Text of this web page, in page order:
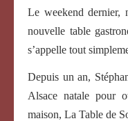
Le weekend dernier,
nouvelle table
s’appelle tout
Depuis un an,
Alsace natale pour
maison, La Table de